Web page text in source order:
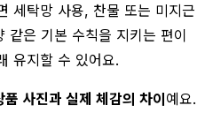
세탁망 사용, 찬물 또는 미지근
같은 기본 수칙을 지키는 편이
유지할 수 있어요.
품 사진과 실제 체감의 차이예요.